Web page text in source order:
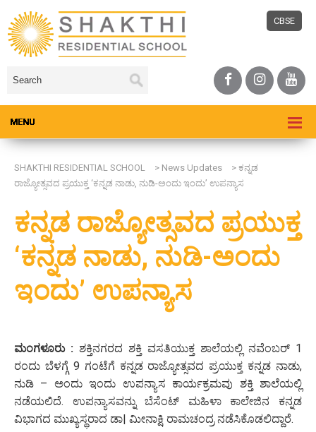
CBSE
SHAKTHI RESIDENTIAL SCHOOL > News Updates > ಕನ್ನಡ
ರಾಜ್ಯೋತ್ಸವದ ಪ್ರಯುಕ್ತ ‘ಕನ್ನಡ ನಾಡು, ನುಡಿ-ಅಂದು ಇಂದು’ ಉಪನ್ಯಾಸ
ಕನ್ನಡ ರಾಜ್ಯೋತ್ಸವದ ಪ್ರಯುಕ್ತ
‘ಕನ್ನಡ ನಾಡು, ನುಡಿ-ಅಂದು
ಇಂದು’ ಉಪನ್ಯಾಸ
ಮಂಗಳೂರು : ಶಕ್ತಿನಗರದ ಶಕ್ತಿ ವಸತಿಯುಕ್ತ ಶಾಲೆಯಲ್ಲಿ ನವೆಂಬರ್ 1
ರಂದು ಬೆಳಗ್ಗೆ 9 ಗಂಟೆಗೆ ಕನ್ನಡ ರಾಜ್ಯೋತ್ಸವದ ಪ್ರಯುಕ್ತ ಕನ್ನಡ ನಾಡು,
ನುಡಿ – ಅಂದು ಇಂದು ಉಪನ್ಯಾಸ ಕಾರ್ಯಕ್ರಮವು ಶಕ್ತಿ ಶಾಲೆಯಲ್ಲಿ
ನಡೆಯಲಿದೆ. ಉಪನ್ಯಾಸವನ್ನು ಬೆಸೆಂಟ್ ಮಹಿಳಾ ಕಾಲೇಜಿನ ಕನ್ನಡ
ವಿಭಾಗದ ಮುಖ್ಯಸ್ಥರಾದ ಡಾ| ಮೀನಾಕ್ಷಿ ರಾಮಚಂದ್ರ ನಡೆಸಿಕೊಡಲಿದ್ದಾರೆ.